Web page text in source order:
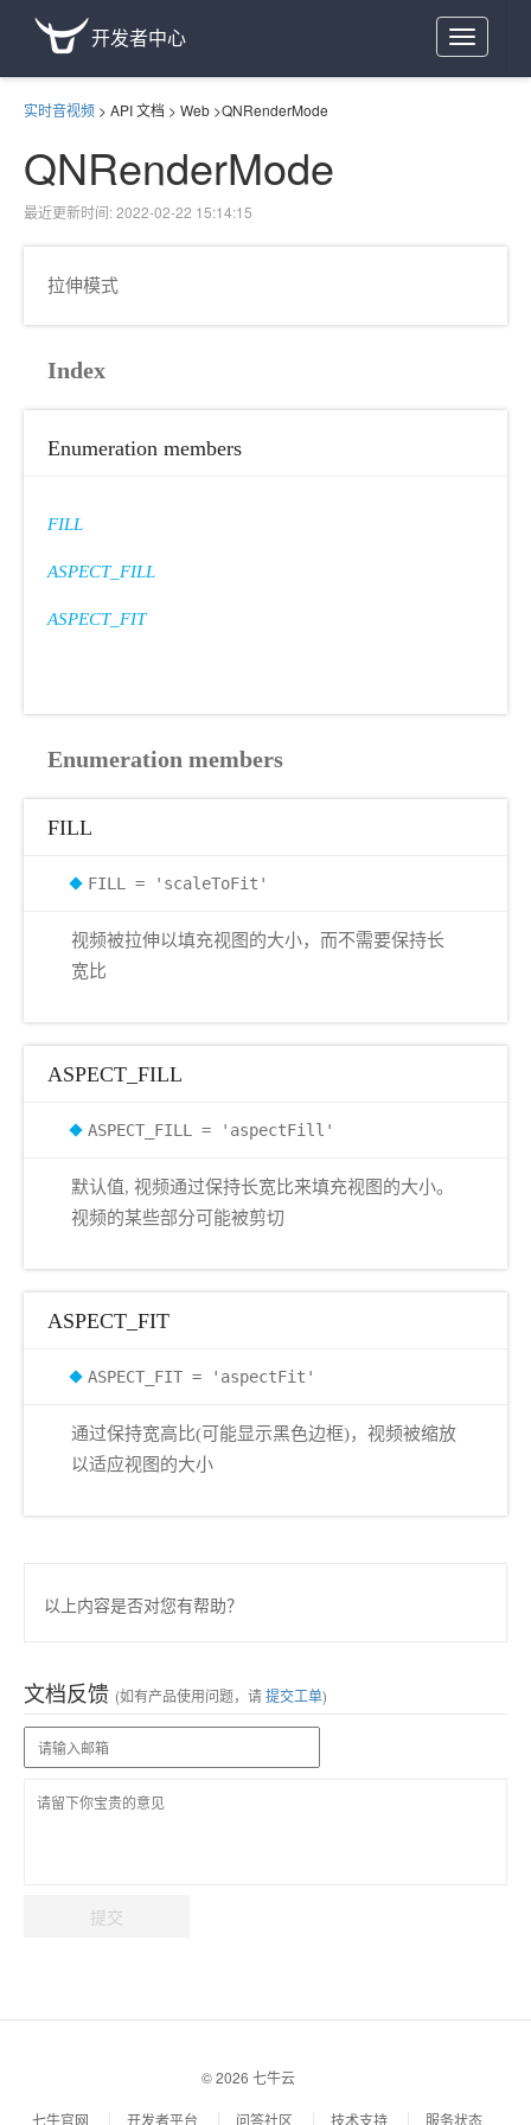
Toggle
navigation
开发者中心
实时音视频 > API 文档 > Web >QNRenderMode
QNRenderMode
最近更新时间: 2022-02-22 15:14:15
拉伸模式
Index
Enumeration members
FILL
ASPECT_FILL
ASPECT_FIT
Enumeration members
FILL
FILL = 'scaleToFit'
视频被拉伸以填充视图的大小，而不需要保持长
宽比
ASPECT_FILL
ASPECT_FILL = 'aspectFill'
默认值, 视频通过保持长宽比来填充视图的大小。
视频的某些部分可能被剪切
ASPECT_FIT
ASPECT_FIT = 'aspectFit'
通过保持宽高比(可能显示黑色边框)，视频被缩放
以适应视图的大小
以上内容是否对您有帮助？
文档反馈 (如有产品使用问题，请提交工单)
提交
© 2026 七牛云
七牛官网 开发者平台 问答社区 技术支持 服务状态